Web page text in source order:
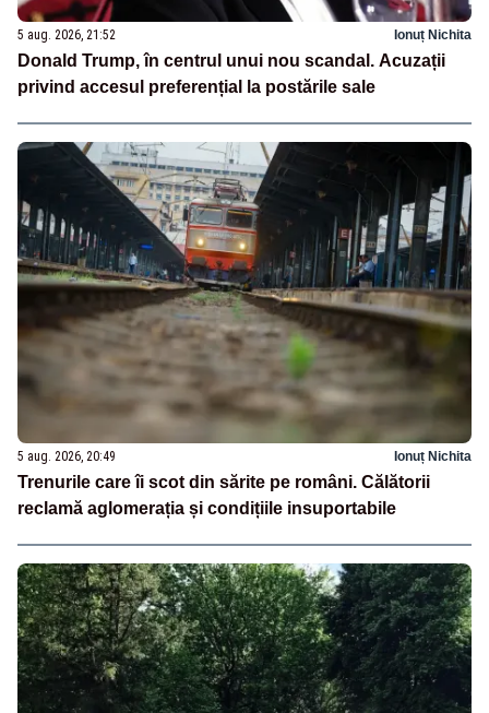
5 aug. 2026, 21:52 Ionuț Nichita
Donald Trump, în centrul unui nou scandal. Acuzații
privind accesul preferențial la postările sale
5 aug. 2026, 20:49 Ionuț Nichita
Trenurile care îi scot din sărite pe români. Călătorii
reclamă aglomerația și condițiile insuportabile